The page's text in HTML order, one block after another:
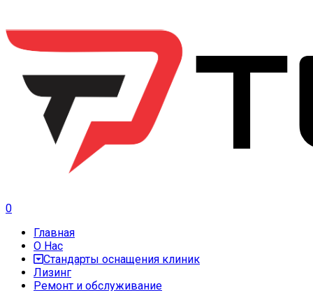
0
Главная
О Нас
Стандарты оснащения клиник
Лизинг
Ремонт и обслуживание